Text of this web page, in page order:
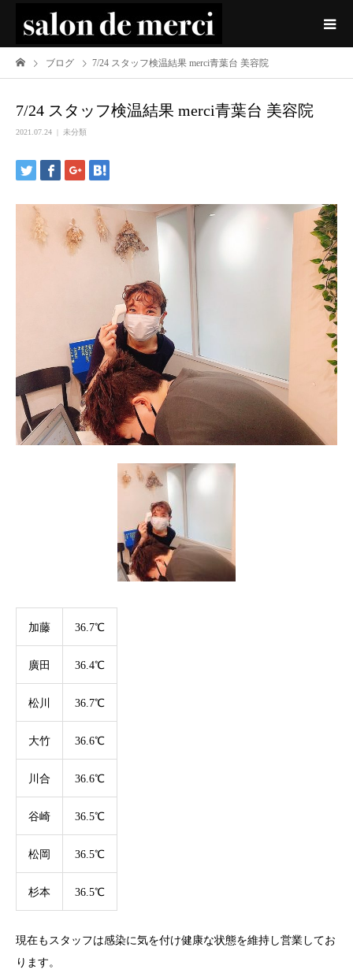
ブログ 7/24 スタッフ検温結果 merci青葉台 美容院
7/24 スタッフ検温結果 merci青葉台 美容院
2021.07.24 未分類
加藤 36.7℃
廣田 36.4℃
松川 36.7℃
大竹 36.6℃
川合 36.6℃
谷崎 36.5℃
松岡 36.5℃
杉本 36.5℃
現在もスタッフは感染に気を付け健康な状態を維持し営業してお
ります。